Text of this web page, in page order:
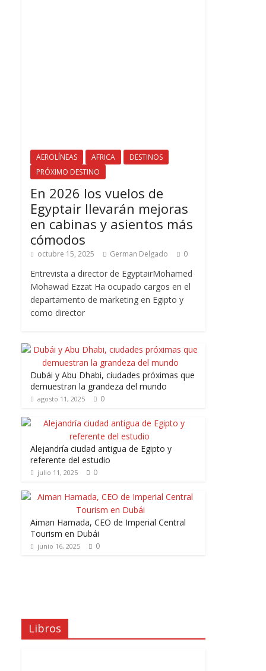
AEROLÍNEAS AFRICA
DESTINOS
PRÓXIMO DESTINO
En 2026 los vuelos de
Egyptair llevarán mejoras
en cabinas y asientos más
cómodos
octubre 15, 2025 German Delgado 0
Entrevista a director de EgyptairMohamed
Mohawad Ezzat Ha ocupado cargos en el
departamento de marketing en Egipto y
como director
Dubái y Abu Dhabi, ciudades próximas que
demuestran la grandeza del mundo
agosto 11, 2025 0
Alejandría ciudad antigua de Egipto y
referente del estudio
julio 11, 2025 0
Aiman Hamada, CEO de Imperial Central
Tourism en Dubái
junio 16, 2025 0
Libros